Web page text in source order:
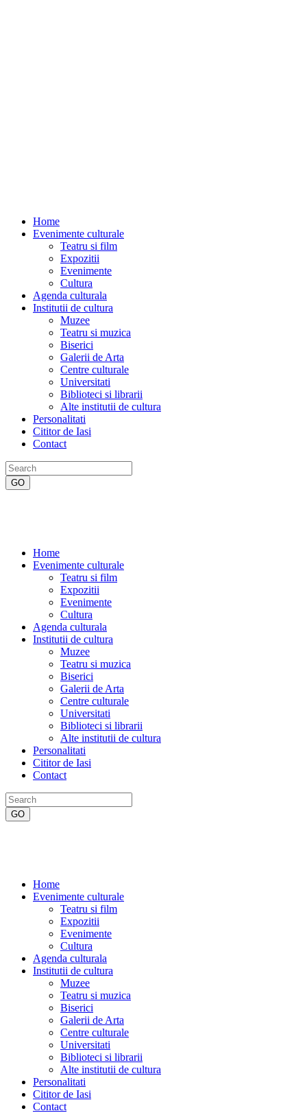
Home
Evenimente culturale
Teatru si film
Expozitii
Evenimente
Cultura
Agenda culturala
Institutii de cultura
Muzee
Teatru si muzica
Biserici
Galerii de Arta
Centre culturale
Universitati
Biblioteci si librarii
Alte institutii de cultura
Personalitati
Cititor de Iasi
Contact
Home
Evenimente culturale
Teatru si film
Expozitii
Evenimente
Cultura
Agenda culturala
Institutii de cultura
Muzee
Teatru si muzica
Biserici
Galerii de Arta
Centre culturale
Universitati
Biblioteci si librarii
Alte institutii de cultura
Personalitati
Cititor de Iasi
Contact
Home
Evenimente culturale
Teatru si film
Expozitii
Evenimente
Cultura
Agenda culturala
Institutii de cultura
Muzee
Teatru si muzica
Biserici
Galerii de Arta
Centre culturale
Universitati
Biblioteci si librarii
Alte institutii de cultura
Personalitati
Cititor de Iasi
Contact